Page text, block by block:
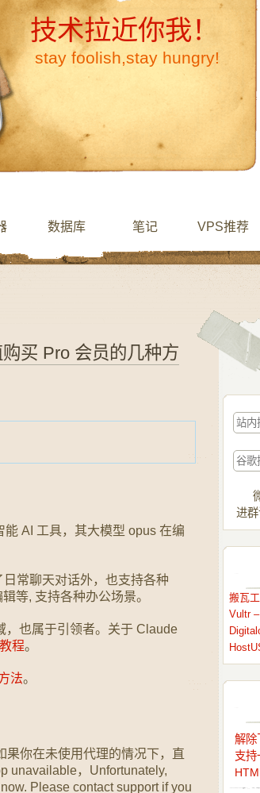
技术拉近你我！
stay foolish,stay hungry!
数据库 笔记 VPS推荐
买 Pro 会员的几种方
AI 工具，其大模型 opus 在编
常聊天对话外，也支持各种
等, 支持各种办公场景。
，也属于引领者。关于 Claude
程。
法。
果你在未使用代理的情况下，直
unavailable，Unfortunately,
Please contact support if you
进
搬瓦
Vultr
解除
支持